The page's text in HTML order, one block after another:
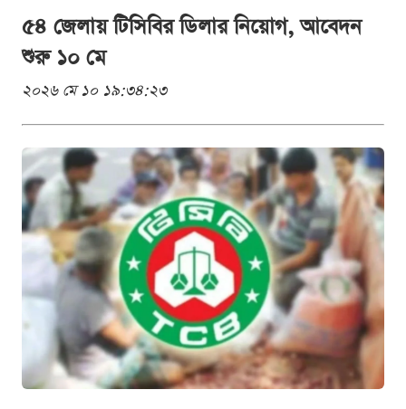
৫৪ জেলায় টিসিবির ডিলার নিয়োগ, আবেদন
শুরু ১০ মে
২০২৬ মে ১০ ১৯:৩৪:২৩